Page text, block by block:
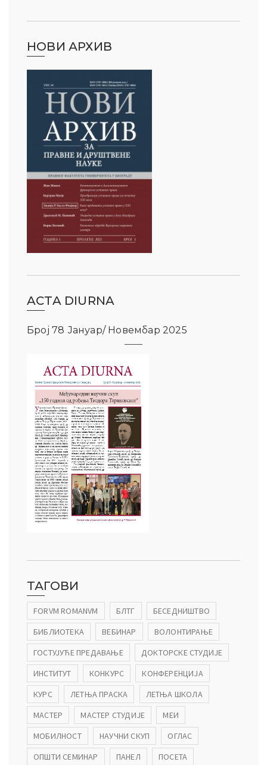
НОВИ АРХИВ
ACTA DIURNA
Број 78 Јануар/ Новембар 2025
ТАГОВИ
FORVM ROMANVM БЛТГ
БЕСЕДНИШТВО
БИБЛИОТЕКА
ВЕБИНАР
ВОЛОНТИРАЊЕ
ГОСТУЈУЋЕ ПРЕДАВАЊЕ
ДОКТОРСКЕ СТУДИЈЕ
ИНСТИТУТ
КОНКУРС
КОНФЕРЕНЦИЈА
КУРС
ЛЕТЊА ПРАСКА
ЛЕТЊА ШКОЛА
МАСТЕР
МАСТЕР СТУДИЈЕ
МЕИ
МОБИЛНОСТ
НАУЧНИ СКУП
ОГЛАС
ОПШТИ СЕМИНАР
ПАНЕЛ
ПОСЕТА